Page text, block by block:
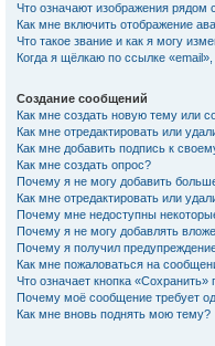
Что означают изображения
Как мне включить отображение
Что такое звание и как я могу
Когда я щёлкаю по ссылке
Создание сообщений
Как мне создать новую тему или
Как мне отредактировать или
Как мне добавить подпись к
Как мне создать опрос?
Почему я не могу добавить
Как мне отредактировать или
Почему мне недоступны
Почему я не могу добавлять
Почему я получил
Как мне пожаловаться на
Что означает кнопка
Почему моё сообщение требует
Как мне вновь поднять мою тему?